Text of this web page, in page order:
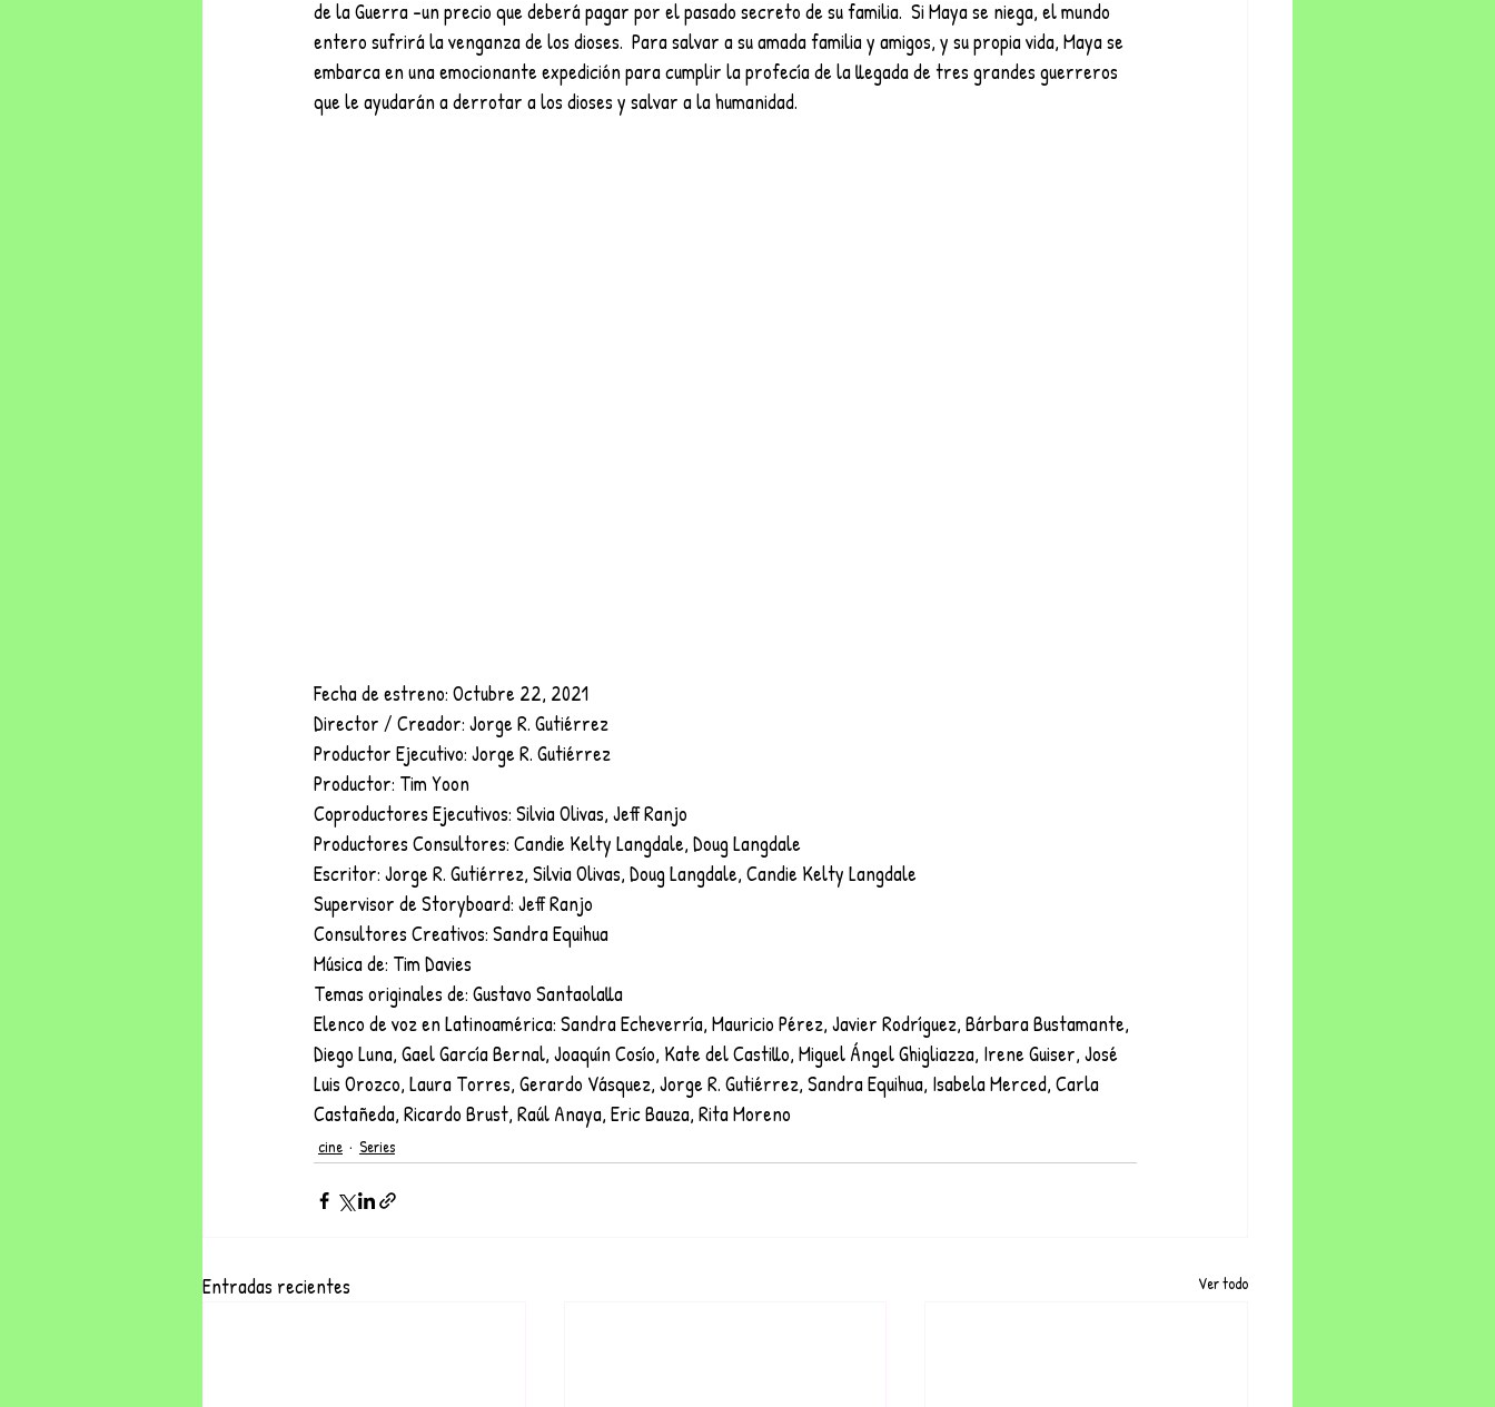
de la Guerra -un precio que deberá pagar por el pasado secreto de su familia.  Si Maya se niega, el mundo
entero sufrirá la venganza de los dioses.  Para salvar a su amada familia y amigos, y su propia vida, Maya se
embarca en una emocionante expedición para cumplir la profecía de la llegada de tres grandes guerreros
que le ayudarán a derrotar a los dioses y salvar a la humanidad.
Fecha de estreno: Octubre 22, 2021
Director / Creador: Jorge R. Gutiérrez
Productor Ejecutivo: Jorge R. Gutiérrez
Productor: Tim Yoon
Coproductores Ejecutivos: Silvia Olivas, Jeff Ranjo
Productores Consultores: Candie Kelty Langdale, Doug Langdale
Escritor: Jorge R. Gutiérrez, Silvia Olivas, Doug Langdale, Candie Kelty Langdale
Supervisor de Storyboard: Jeff Ranjo
Consultores Creativos: Sandra Equihua
Música de: Tim Davies
Temas originales de: Gustavo Santaolalla
Elenco de voz en Latinoamérica: Sandra Echeverría, Mauricio Pérez, Javier Rodríguez, Bárbara Bustamante,
Diego Luna, Gael García Bernal, Joaquín Cosío, Kate del Castillo, Miguel Ángel Ghigliazza, Irene Guiser, José
Luis Orozco, Laura Torres, Gerardo Vásquez, Jorge R. Gutiérrez, Sandra Equihua, Isabela Merced, Carla
Castañeda, Ricardo Brust, Raúl Anaya, Eric Bauza, Rita Moreno
cine Series
Entradas recientes Ver todo